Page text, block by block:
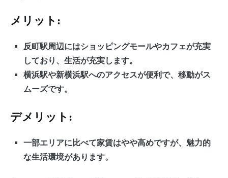
メリット:
反町駅周辺にはショッピングモールやカフェが充実
しており、生活が充実します。
横浜駅や新横浜駅へのアクセスが便利で、移動がス
ムーズです。
デメリット:
一部エリアに比べて家賃はやや高めですが、魅力的
な生活環境があります。